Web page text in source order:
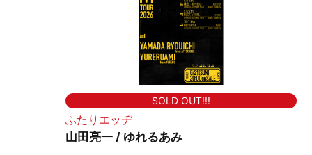
SOLD OUT!!!
ふたりエッヂ
山田亮一 / ゆれるあみ